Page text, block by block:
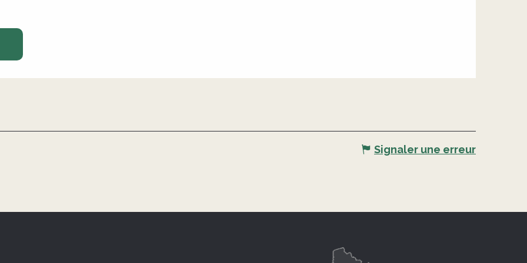
Signaler une erreur